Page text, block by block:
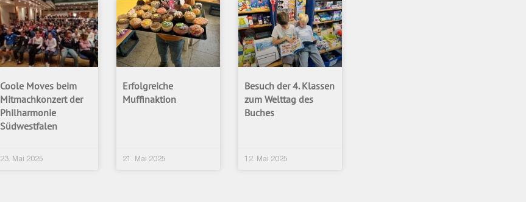
Coole Moves beim
Mitmachkonzert der
Philharmonie
Südwestfalen
23. Mai 2025
Erfolgreiche
Muffinaktion
21. Mai 2025
Besuch der 4. Klassen
zum Welttag des
Buches
12. Mai 2025